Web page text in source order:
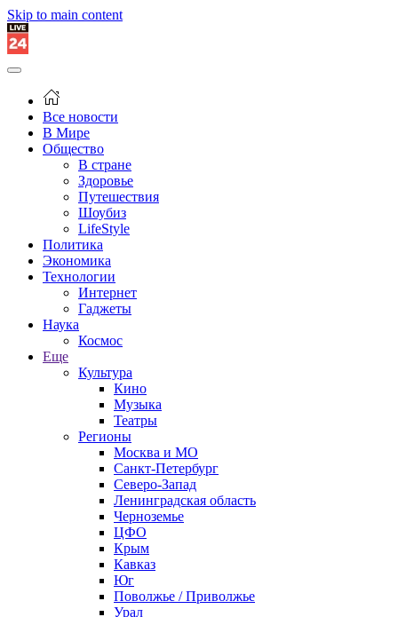
Skip to main content
Все новости
В Мире
Общество
В стране
Здоровье
Путешествия
Шоубиз
LifeStyle
Политика
Экономика
Технологии
Интернет
Гаджеты
Наука
Космос
Еще
Культура
Кино
Музыка
Театры
Регионы
Москва и МО
Санкт-Петербург
Северо-Запад
Ленинградская область
Черноземье
ЦФО
Крым
Кавказ
Юг
Поволжье / Приволжье
Урал